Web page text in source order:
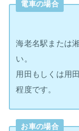
電車の場合
海老名駅または
い。
用田もしくは用
程度です。
お車の場合